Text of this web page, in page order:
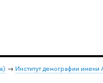
→ Институт демографии имени